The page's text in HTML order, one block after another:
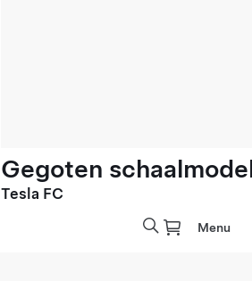
Gegoten
Tesla FC
Menu